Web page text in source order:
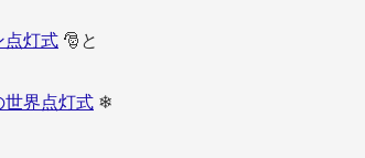
点灯式 🎅と
世界点灯式 ❄